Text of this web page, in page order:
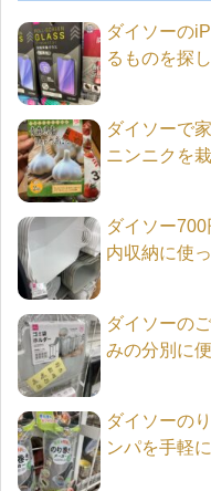
ダイソーの
るものを探
ダイソーで
ニンニクを
ダイソー
内収納に使
ダイソーの
みの分別に
ダイソーの
ンパを手軽